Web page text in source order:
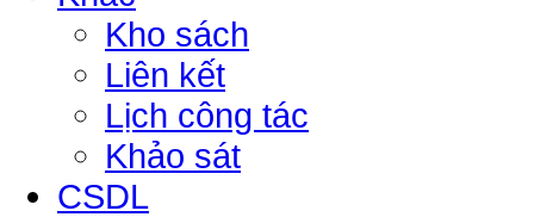
Kho sách
Liên kết
Lịch công tác
Khảo sát
CSDL